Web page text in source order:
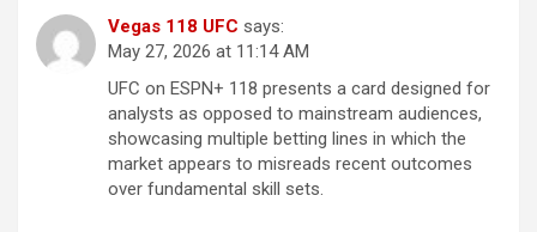
Vegas 118 UFC says:
May 27, 2026 at 11:14 AM
UFC on ESPN+ 118 presents a card designed for
analysts as opposed to mainstream audiences,
showcasing multiple betting lines in which the
market appears to misreads recent outcomes
over fundamental skill sets.